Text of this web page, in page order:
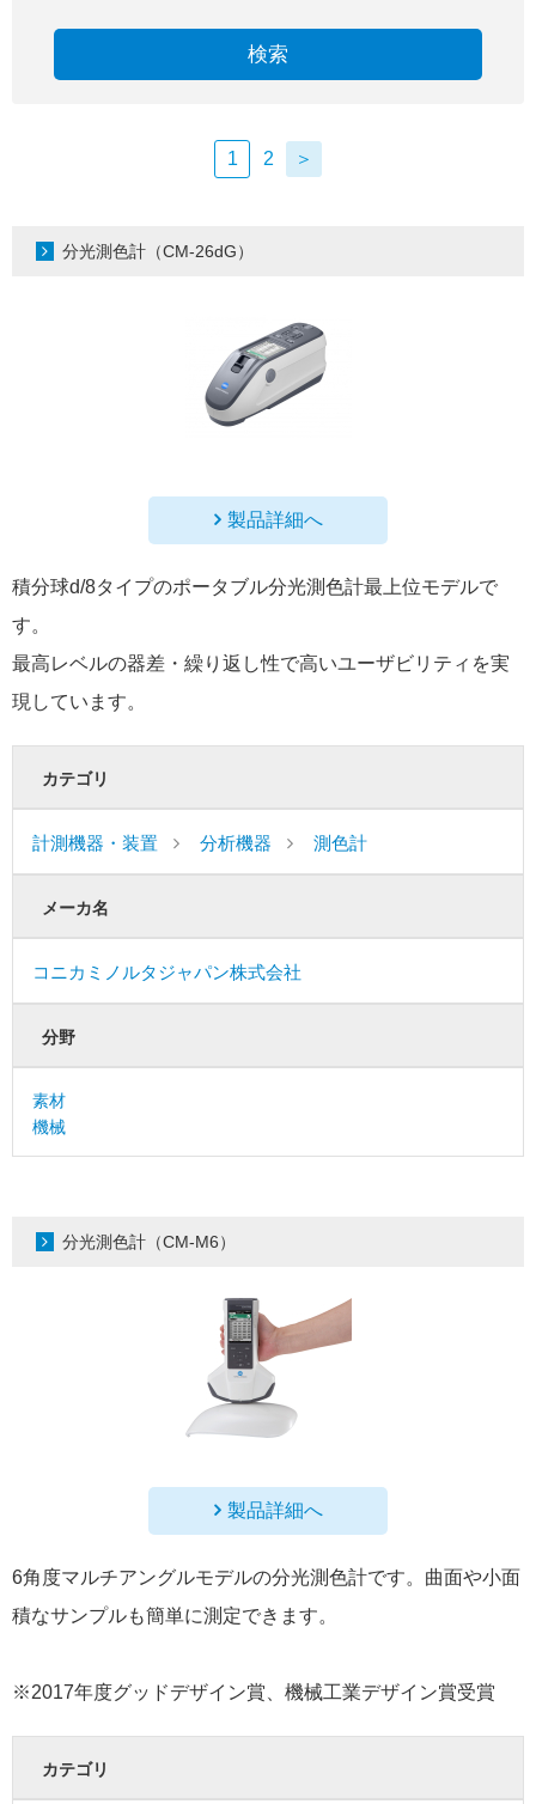
検索
1 2 ＞
分光測色計（CM-26dG）
製品詳細へ
積分球d/8タイプのポータブル分光測色計最上位モデルで
す。
最高レベルの器差・繰り返し性で高いユーザビリティを実
現しています。
カテゴリ
計測機器・装置 分析機器 測色計
メーカ名
コニカミノルタジャパン株式会社
分野
素材
機械
分光測色計（CM-M6）
製品詳細へ
6角度マルチアングルモデルの分光測色計です。曲面や小面
積なサンプルも簡単に測定できます。
※2017年度グッドデザイン賞、機械工業デザイン賞受賞
カテゴリ